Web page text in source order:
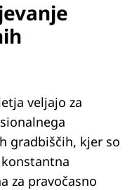
veljajo za
gradbiščih, kjer so
za pravočasno